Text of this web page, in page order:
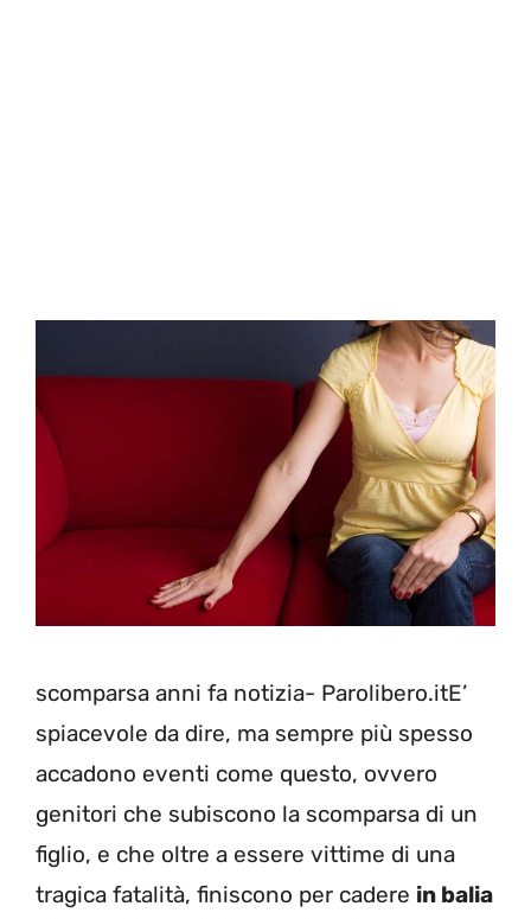
scomparsa anni fa notizia- Parolibero.itE’
spiacevole da dire, ma sempre più spesso
accadono eventi come questo, ovvero
genitori che subiscono la scomparsa di un
figlio, e che oltre a essere vittime di una
tragica fatalità, finiscono per cadere in balia